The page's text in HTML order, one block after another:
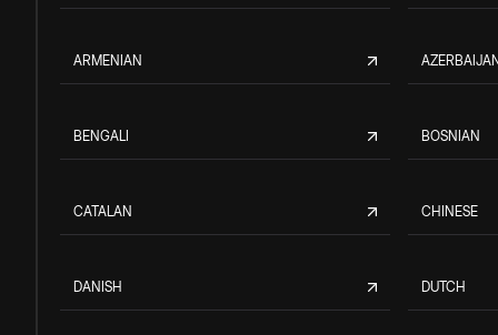
ARMENIAN
BENGALI BOSNIAN
CATALAN CHINESE
DANISH DUTCH